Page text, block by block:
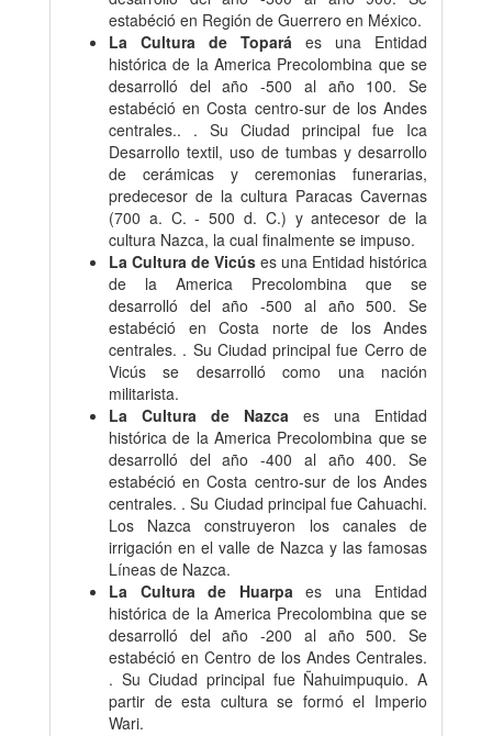
estabéció en Región de Guerrero en México.
La Cultura de Topará es una Entidad
histórica de la America Precolombina que se
desarrolló del año -500 al año 100. Se
estabéció en Costa centro-sur de los Andes
centrales.. . Su Ciudad principal fue Ica
Desarrollo textil, uso de tumbas y desarrollo
de cerámicas y ceremonias funerarias,
predecesor de la cultura Paracas Cavernas
(700 a. C. - 500 d. C.) y antecesor de la
cultura Nazca, la cual finalmente se impuso.
La Cultura de Vicús es una Entidad histórica
de la America Precolombina que se
desarrolló del año -500 al año 500. Se
estabéció en Costa norte de los Andes
centrales. . Su Ciudad principal fue Cerro de
Vicús se desarrolló como una nación
militarista.
La Cultura de Nazca es una Entidad
histórica de la America Precolombina que se
desarrolló del año -400 al año 400. Se
estabéció en Costa centro-sur de los Andes
centrales. . Su Ciudad principal fue Cahuachi.
Los Nazca construyeron los canales de
irrigación en el valle de Nazca y las famosas
Líneas de Nazca.
La Cultura de Huarpa es una Entidad
histórica de la America Precolombina que se
desarrolló del año -200 al año 500. Se
estabéció en Centro de los Andes Centrales.
. Su Ciudad principal fue Ñahuimpuquio. A
partir de esta cultura se formó el Imperio
Wari.